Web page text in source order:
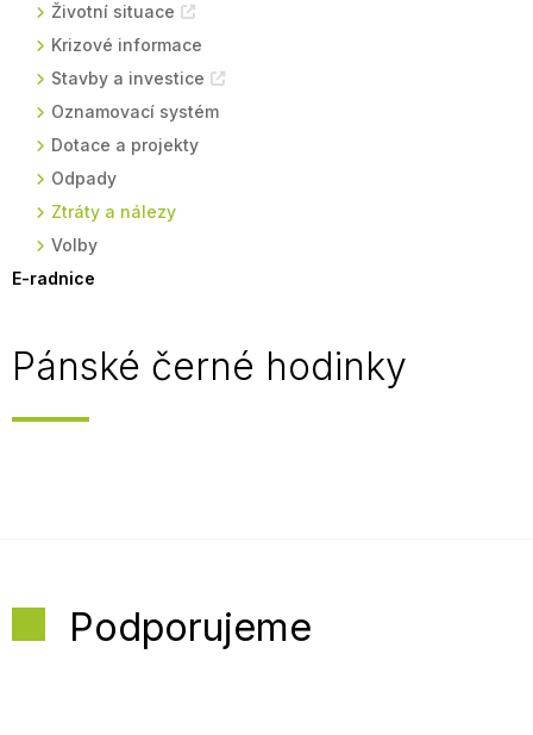
Životní situace
Krizové informace
Stavby a investice
Oznamovací systém
Dotace a projekty
Odpady
Ztráty a nálezy
Volby
E-radnice
Pánské černé hodinky
Podporujeme